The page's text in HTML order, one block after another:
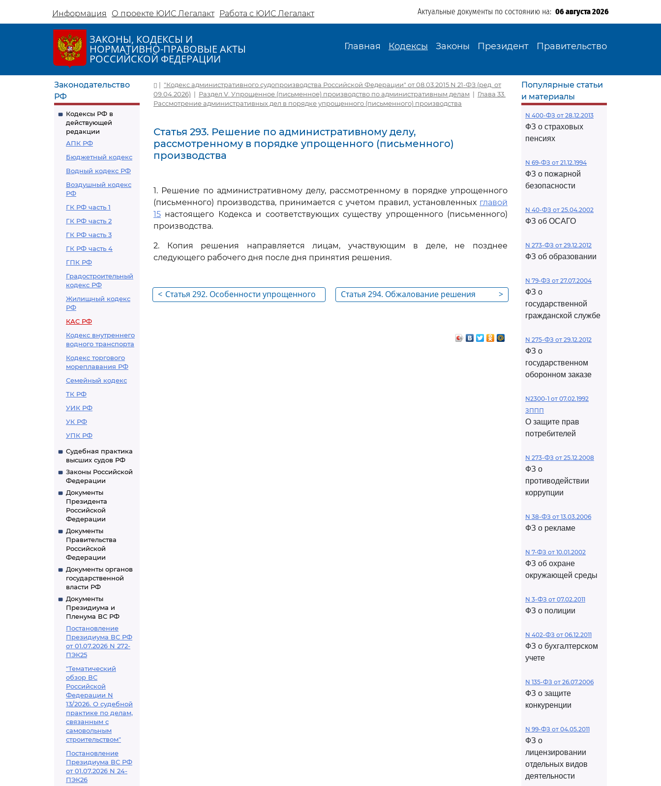
Информация О проекте ЮИС Легалакт Работа с ЮИС Легалакт Актуальные документы по состоянию на: 06 августа 2026
ЗАКОНЫ, КОДЕКСЫ И
НОРМАТИВНО-ПРАВОВЫЕ АКТЫ
РОССИЙСКОЙ ФЕДЕРАЦИИ
Главная Кодексы Законы Президент Правительство
Законодательство
РФ
Кодексы РФ в
действующей
редакции
АПК РФ
Бюджетный кодекс
Водный кодекс РФ
Воздушный кодекс
РФ
ГК РФ часть 1
ГК РФ часть 2
ГК РФ часть 3
ГК РФ часть 4
ГПК РФ
Градостроительный
кодекс РФ
Жилищный кодекс
РФ
КАС РФ
Кодекс внутреннего
водного транспорта
Кодекс торгового
мореплавания РФ
Семейный кодекс
ТК РФ
УИК РФ
УК РФ
УПК РФ
Судебная практика
высших судов РФ
Законы Российской
Федерации
Документы
Президента
Российской
Федерации
Документы
Правительства
Российской
Федерации
Документы органов
государственной
власти РФ
Документы
Президиума и
Пленума ВС РФ
Постановление
Президиума ВС РФ
от 01.07.2026 N 272-
ПЭК25
"Тематический
обзор ВС
Российской
Федерации N
13/2026. О судебной
практике по делам,
связанным с
самовольным
строительством"
Постановление
Президиума ВС РФ
от 01.07.2026 N 24-
ПЭК26
| "Кодекс административного судопроизводства Российской Федерации" от 08.03.2015 N 21-ФЗ (ред. от
09.04.2026) | Раздел V. Упрощенное (письменное) производство по административным делам | Глава 33.
Рассмотрение административных дел в порядке упрощенного (письменного) производства
Статья 293. Решение по административному делу,
рассмотренному в порядке упрощенного (письменного)
производства
1. Решение по административному делу, рассмотренному в порядке упрощенного
(письменного) производства, принимается с учетом правил, установленных главой
15 настоящего Кодекса и соответствующих существу упрощенного (письменного)
производства.
2. Копия решения направляется лицам, участвующим в деле, не позднее
следующего рабочего дня после дня принятия решения.
< Статья 292. Особенности упрощенного
>
Статья 294. Обжалование решения
Популярные статьи
и материалы
N 400-ФЗ от 28.12.2013
ФЗ о страховых
пенсиях
N 69-ФЗ от 21.12.1994
ФЗ о пожарной
безопасности
N 40-ФЗ от 25.04.2002
ФЗ об ОСАГО
N 273-ФЗ от 29.12.2012
ФЗ об образовании
N 79-ФЗ от 27.07.2004
ФЗ о
государственной
гражданской службе
N 275-ФЗ от 29.12.2012
ФЗ о
государственном
оборонном заказе
N2300-1 от 07.02.1992
ЗППП
О защите прав
потребителей
N 273-ФЗ от 25.12.2008
ФЗ о
противодействии
коррупции
N 38-ФЗ от 13.03.2006
ФЗ о рекламе
N 7-ФЗ от 10.01.2002
ФЗ об охране
окружающей среды
N 3-ФЗ от 07.02.2011
ФЗ о полиции
N 402-ФЗ от 06.12.2011
ФЗ о бухгалтерском
учете
N 135-ФЗ от 26.07.2006
ФЗ о защите
конкуренции
N 99-ФЗ от 04.05.2011
ФЗ о
лицензировании
отдельных видов
деятельности